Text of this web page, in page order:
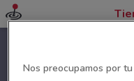
Nos preocupamos por